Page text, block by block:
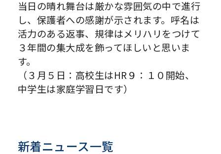
当日の晴れ舞台は厳かな雰囲気の中で進行
し、保護者への感謝が示されます。呼名は
活力のある返事、規律はメリハリをつけて
３年間の集大成を飾ってほしいと思いま
す。
（３月５日：高校生はHR９：１０開始、
中学生は家庭学習日です）
新着ニュース一覧